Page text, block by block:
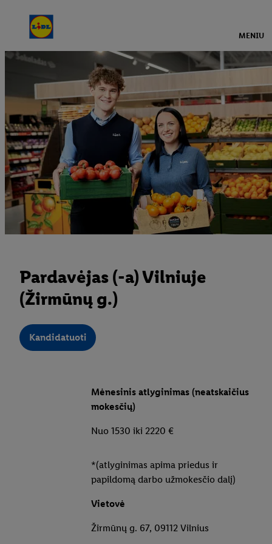
MENIU
Pardavėjas (-a) Vilniuje
(Žirmūnų g.)
Kandidatuoti
Mėnesinis atlyginimas (neatskaičius
mokesčių)
Nuo 1530 iki 2220 €
*(atlyginimas apima priedus ir
papildomą darbo užmokesčio dalį)
Vietovė
Žirmūnų g. 67, 09112 Vilnius